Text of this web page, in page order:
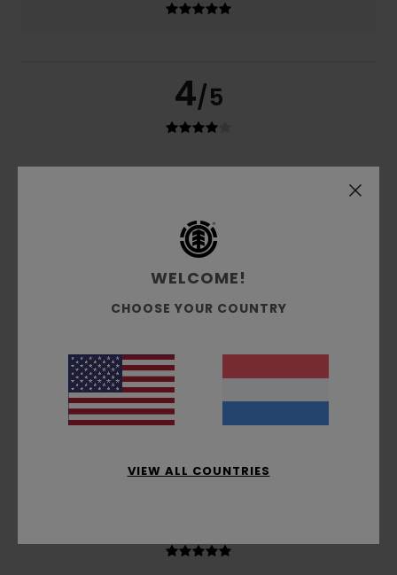
4/5
It looks just like the photo on the website. It’s a bit short,
Prijs-kwaliteitverhouding
: 5/5
5/5
14. februari 2026
value for money
Comfort: 5 Prijs-kwaliteitverhouding: 5 Maat: Perfecte
WELCOME!
CHOOSE YOUR COUNTRY
VIEW ALL COUNTRIES